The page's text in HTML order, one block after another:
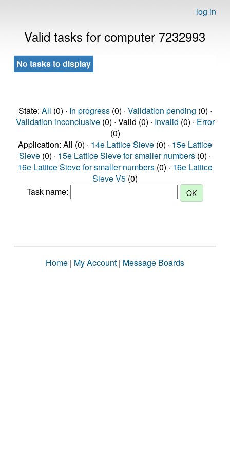
log in
Valid tasks for computer 7232993
No tasks to display
State: All (0) · In progress(0) · Validation pending (0) ·
Validation inconclusive(0) · Valid (0) · Invalid (0) · Error
(0)
Application: All (0) · 14e Lattice Sieve (0) · 15e Lattice
Sieve (0) · 15e Lattice Sieve for smaller numbers (0) ·
16e Lattice Sieve for smaller numbers (0) · 16e Lattice
Sieve V5 (0)
Task name:
Home | My Account | Message Boards